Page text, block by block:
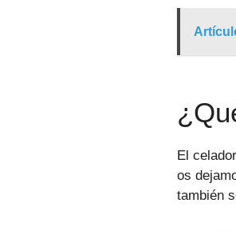
El
os
también